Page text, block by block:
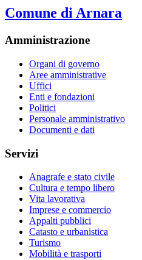
Comune di Arnara
Amministrazione
Organi di governo
Aree amministrative
Uffici
Enti e fondazioni
Politici
Personale amministrativo
Documenti e dati
Servizi
Anagrafe e stato civile
Cultura e tempo libero
Vita lavorativa
Imprese e commercio
Appalti pubblici
Catasto e urbanistica
Turismo
Mobilità e trasporti